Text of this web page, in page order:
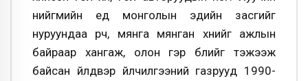
нийгмийн үед монголын эдийн засгийг
нуруундаа үүрч, мянга мянган хүнийг ажлын
байраар хангаж, олон гэр бүлийг тэжээж
байсан үйлдвэр үйлчилгээний газрууд 1990-